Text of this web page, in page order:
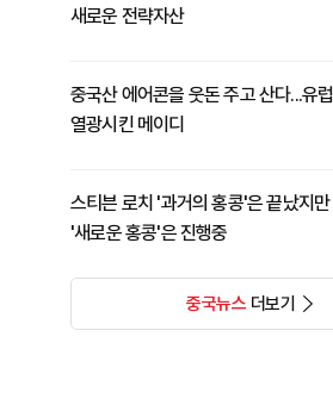
새로운 전략자산
중국산 에어콘을 웃돈 주고 산다...유럽
열광시킨 메이디
스티븐 로치 '과거의 홍콩'은 끝났지만
'새로운 홍콩'은 진행중
중국뉴스더보기